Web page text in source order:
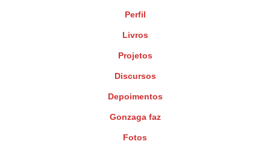
Perfil
Livros
Projetos
Discursos
Depoimentos
Gonzaga faz
Fotos